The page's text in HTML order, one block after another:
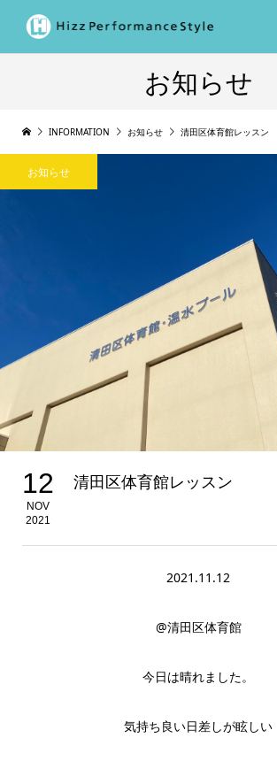
お知らせ
INFORMATION お知らせ 清田区体育館レッスン
お知らせ
12
NOV
2021
清田区体育館レッスン
2021.11.12
@清田区体育館
今日は晴れました。
気持ち良い日差しが眩しい